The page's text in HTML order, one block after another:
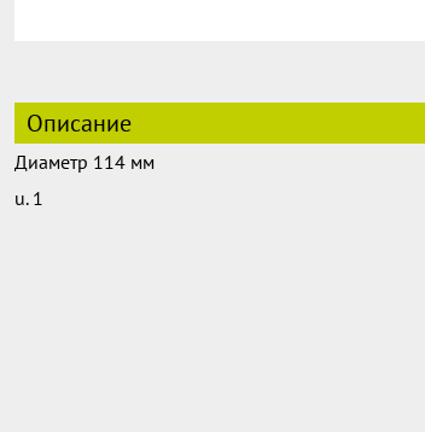
Описание
Диаметр 114 мм
u. 1